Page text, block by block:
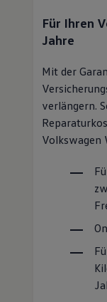
Für Ihren
Jahre
Mit der
verlängern.
Volkswagen